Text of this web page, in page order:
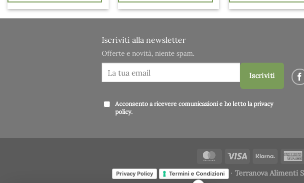
Iscriviti alla newsletter
Offerte e novità, niente spam.
Iscriviti
Acconsento a ricevere comunicazioni e ho letto laprivacy
policy.
Privacy Policy Termini e Condizioni · Terranova Alimenti